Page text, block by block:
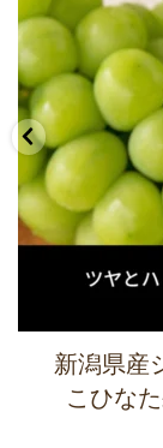
新潟県産
こひな